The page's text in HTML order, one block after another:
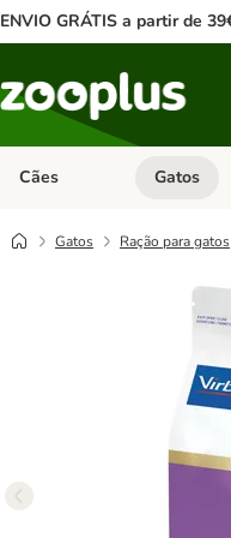
ENVIO GRÁTIS a partir de
Cães Abrir menu
Gatos
Gatos Ração para gatos